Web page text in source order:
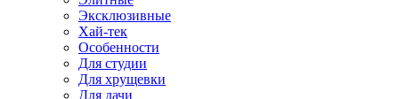
Эксклюзивные
Хай-тек
Особенности
Для студии
Для хрущевки
Для дачи